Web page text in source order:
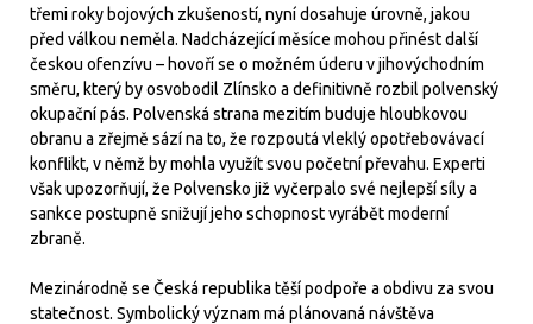
třemi roky bojových zkušeností, nyní dosahuje úrovně, jakou
před válkou neměla. Nadcházející měsíce mohou přinést další
českou ofenzívu – hovoří se o možném úderu v jihovýchodním
směru, který by osvobodil Zlínsko a definitivně rozbil polvenský
okupační pás. Polvenská strana mezitím buduje hloubkovou
obranu a zřejmě sází na to, že rozpoutá vleklý opotřebovávací
konflikt, v němž by mohla využít svou početní převahu. Experti
však upozorňují, že Polvensko již vyčerpalo své nejlepší síly a
sankce postupně snižují jeho schopnost vyrábět moderní
zbraně.
Mezinárodně se Česká republika těší podpoře a obdivu za svou
statečnost. Symbolický význam má plánovaná návštěva